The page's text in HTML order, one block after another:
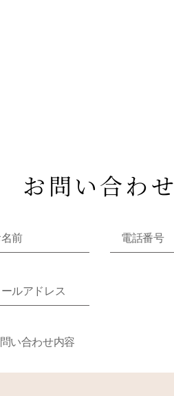
お問い合わせ